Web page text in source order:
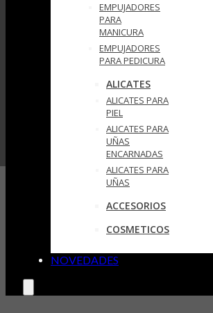
EMPUJADORES
PARA
MANICURA
EMPUJADORES
PARA PEDICURA
ALICATES
ALICATES PARA
PIEL
ALICATES PARA
UÑAS
ENCARNADAS
ALICATES PARA
UÑAS
ACCESORIOS
COSMETICOS
NOVEDADES